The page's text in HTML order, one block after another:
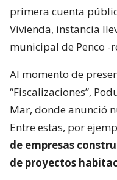
primera cuenta
Vivienda, instancia
municipal de Penco -
Al momento de
“Fiscalizaciones”,
Mar, donde anunció
Entre estas, por
de empresas
de proyectos